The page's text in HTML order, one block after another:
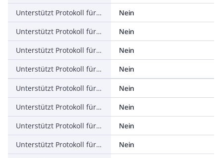
Unterstützt Protokoll für PROFINET IO
Nein
Unterstützt Protokoll für PROFINET CBA
Nein
Unterstützt Protokoll für SERCOS
Nein
Unterstützt Protokoll für Foundation Fieldbus
Nein
Unterstützt Protokoll für EtherNet/IP
Nein
Unterstützt Protokoll für AS-Interface Safety at Work
Nein
Unterstützt Protokoll für DeviceNet Safety
Nein
Unterstützt Protokoll für INTERBUS-Safety
Nein